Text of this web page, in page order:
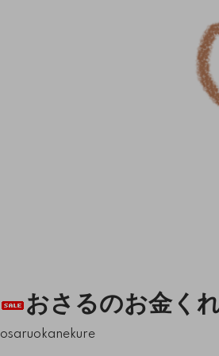
おさるのお金く
osaruokanekure